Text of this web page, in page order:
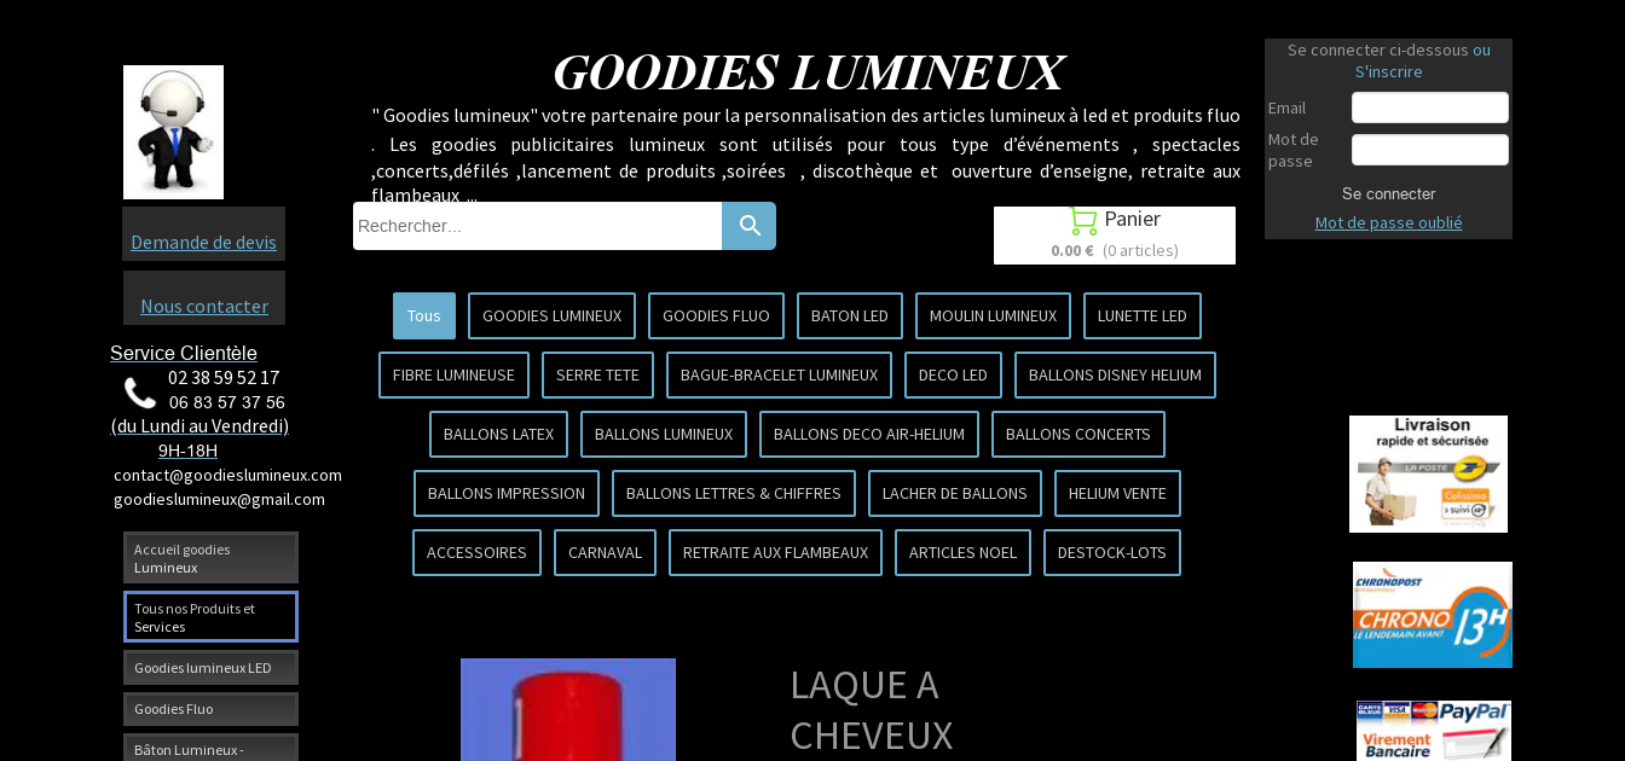
Accueil goodies
Lumineux
Tous nos Produits et
Services
Goodies lumineux LED
Goodies Fluo
Bâton Lumineux -
GOODIES LUMINEUX Se connecter ci-dessous ou
S'inscrire
Email
Mot de
passe
Se connecter
Mot de passe oublié
Service Clientèle
02 38 59 52 17
06 83 57 37 56
(du Lundi au Vendredi)
9H-18H
contact@goodieslumineux.com
goodieslumineux@gmail.com
Demande de devis
Nous contacter
" Goodies lumineux" votre partenaire pour la personnalisation des articles lumineux à led et produits fluo
. Les goodies publicitaires lumineux sont utilisés pour tous type d’événements , spectacles
,concerts,défilés ,lancement de produits ,soirées , discothèque et ouverture d’enseigne, retraite aux
flambeaux ...
search  Panier
0.00 € (0 articles)
Tous GOODIES LUMINEUX GOODIES FLUO BATON LED MOULIN LUMINEUX LUNETTE LED
FIBRE LUMINEUSE SERRE TETE BAGUE-BRACELET LUMINEUX DECO LED BALLONS DISNEY HELIUM
BALLONS LATEX BALLONS LUMINEUX BALLONS DECO AIR-HELIUM BALLONS CONCERTS
BALLONS IMPRESSION BALLONS LETTRES & CHIFFRES LACHER DE BALLONS HELIUM VENTE
ACCESSOIRES CARNAVAL RETRAITE AUX FLAMBEAUX ARTICLES NOEL DESTOCK-LOTS
LAQUE A
CHEVEUX